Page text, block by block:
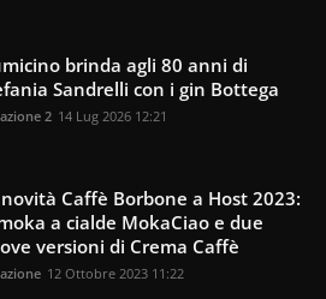
brinda agli 80 anni di
Sandrelli con i gin Bottega
2 14 Lug 2026 12:21
Caffè Borbone a Host 2023:
a cialde MokaCiao e due
versioni di Crema Caffè
12 Ottobre 2023 11:22